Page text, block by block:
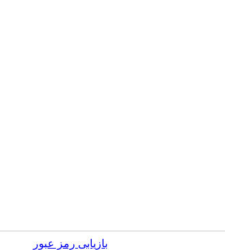
بازیابی رمز عبور